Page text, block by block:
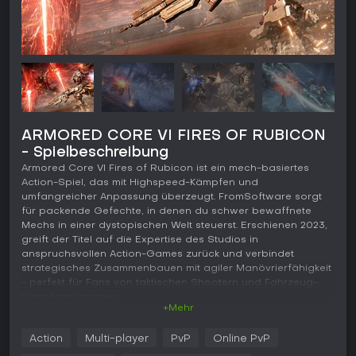
ARMORED CORE VI FIRES OF RUBICON
- Spielbeschreibung
Armored Core VI Fires of Rubicon ist ein mech-basiertes
Action-Spiel, das mit Highspeed-Kämpfen und
umfangreicher Anpassung überzeugt. FromSoftware sorgt
für packende Gefechte, in denen du schwer bewaffnete
Mechs in einer dystopischen Welt steuerst. Erschienen 2023,
greift der Titel auf die Expertise des Studios in
anspruchsvollen Action-Games zurück und verbindet
strategisches Zusammenbauen mit agiler Manövrierfähigkeit
- perfekt für Fans von taktischen Shootern und Fahrzeug-
Im Kern von Armored Core VI Fires of Rubicon geht es
+Mehr
Action Multi-player PvP Online PvP